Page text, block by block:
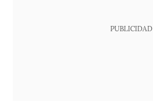
PUBLICIDAD